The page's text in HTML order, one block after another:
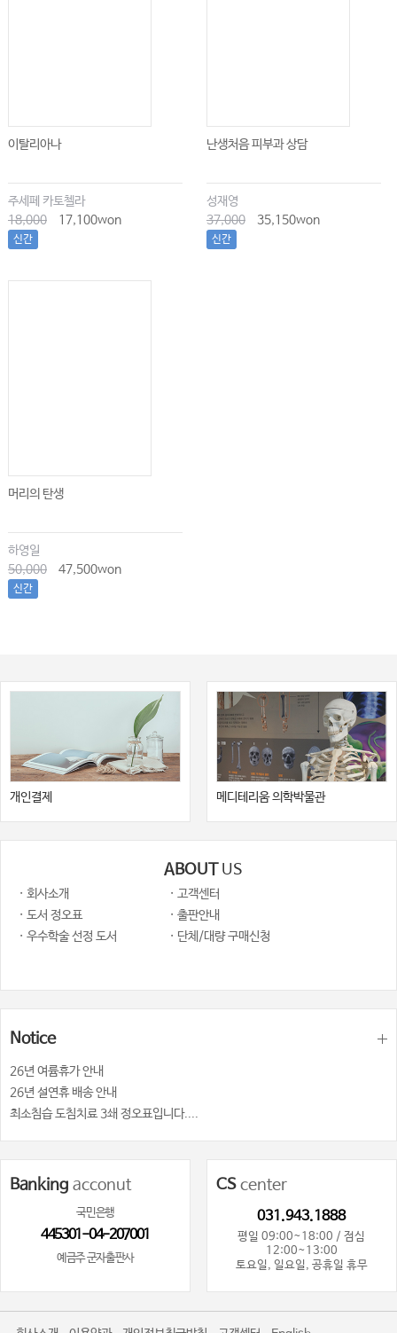
이탈리아나
주세페 카토첼라
18,000
17,100won
신간
난생처음 피부과 상담
성재영
37,000
35,150won
신간
머리의 탄생
하영일
50,000
47,500won
신간
개인결제 메디테리움 의학박물관
ABOUT US
· 회사소개
· 고객센터
· 도서 정오표
· 출판안내
· 우수학술 선정 도서
· 단체/대량 구매신청
Notice
26년 여륨휴가 안내
26년 설연휴 배송 안내
최소침습 도침치료 3쇄 정오표입니다....
Banking acconut
국민은행
445301-04-207001
예금주 군자출판사
CScenter
031.943.1888
평일 09:00~18:00 / 점심
12:00~13:00
토요일, 일요일, 공휴일 휴무